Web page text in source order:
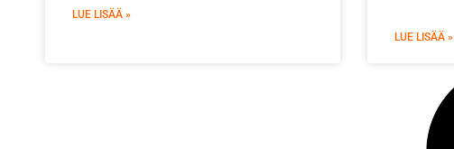
LUE LISÄÄ »
LUE LISÄÄ »